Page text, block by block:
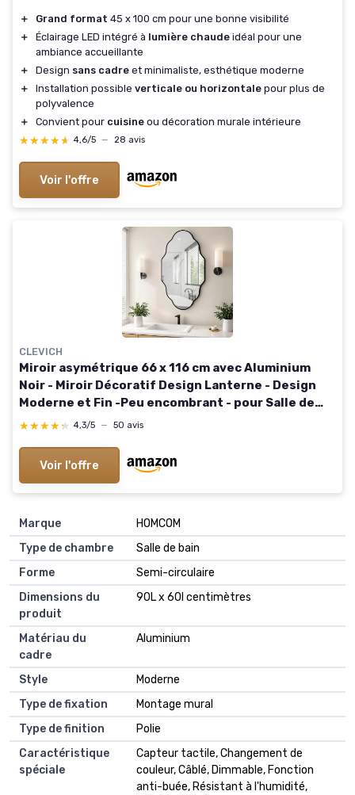
＋ Grand format 45 x 100 cm pour une bonne visibilité
＋
Éclairage LED intégré à lumière chaude idéal pour une
ambiance accueillante
＋
Design sans cadre et minimaliste, esthétique moderne
＋
Installation possible verticale ou horizontale pour plus de
polyvalence
＋
Convient pour cuisine ou décoration murale intérieure
★★★★★
★★★★★ 4,6/5 — 28 avis
Voir l'offre
CLEVICH
Miroir asymétrique 66 x 116 cm avec Aluminium
Noir - Miroir Décoratif Design Lanterne - Design
Moderne et Fin -Peu encombrant - pour Salle de
Bain, Chambre, Salon, Couloir.
★★★★★
★★★★★ 4,3/5 — 50 avis
Voir l'offre
Marque
HOMCOM
Type de chambre
Salle de bain
Forme
Semi-circulaire
Dimensions du
produit
90L x 60l centimètres
Matériau du
cadre
Aluminium
Style
Moderne
Type de fixation
Montage mural
Type de finition
Polie
Caractéristique
spéciale
Capteur tactile, Changement de
couleur, Câblé, Dimmable, Fonction
anti-buée, Résistant à l'humidité,